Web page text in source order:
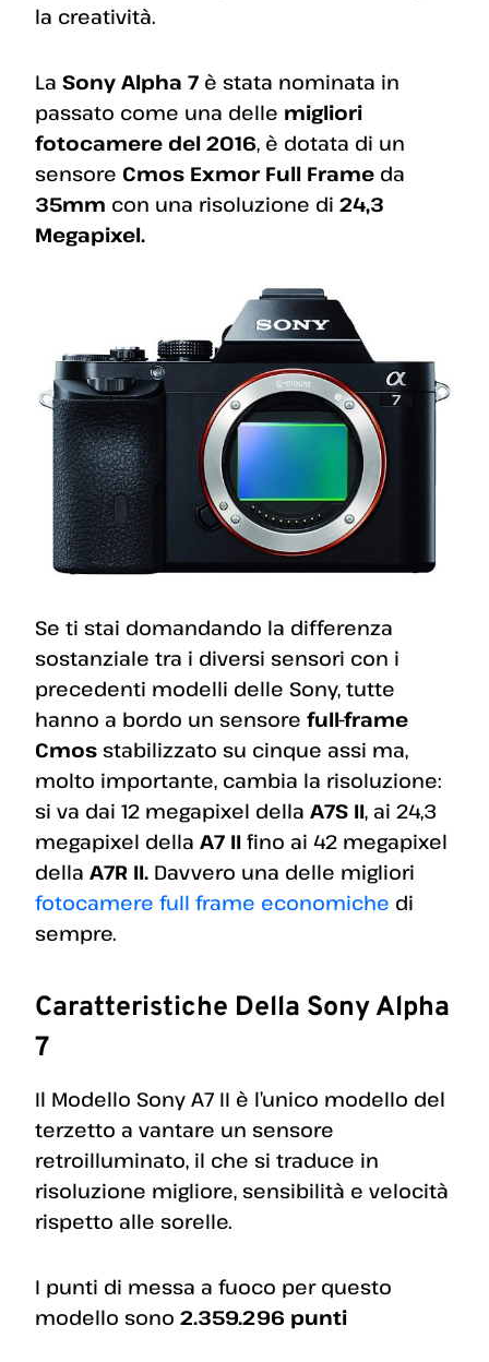
la creatività.
La Sony Alpha 7 è stata nominata in
passato come una delle migliori
fotocamere del 2016, è dotata di un
sensore Cmos Exmor Full Frame da
35mm con una risoluzione di 24,3
Megapixel.
Se ti stai domandando la differenza
sostanziale tra i diversi sensori con i
precedenti modelli delle Sony, tutte
hanno a bordo un sensore full-frame
Cmos stabilizzato su cinque assi ma,
molto importante, cambia la risoluzione:
si va dai 12 megapixel della A7S II, ai 24,3
megapixel della A7 II fino ai 42 megapixel
della A7R II. Davvero una delle migliori
fotocamere full frame economiche di
sempre.
Caratteristiche Della Sony Alpha
7
Il Modello Sony A7 II è l’unico modello del
terzetto a vantare un sensore
retroilluminato, il che si traduce in
risoluzione migliore, sensibilità e velocità
rispetto alle sorelle.
I punti di messa a fuoco per questo
modello sono 2.359.296 punti